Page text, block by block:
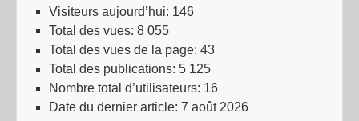
Visiteurs aujourd’hui: 146
Total des vues: 8 055
Total des vues de la page: 43
Total des publications: 5 125
Nombre total d’utilisateurs: 16
Date du dernier article: 7 août 2026